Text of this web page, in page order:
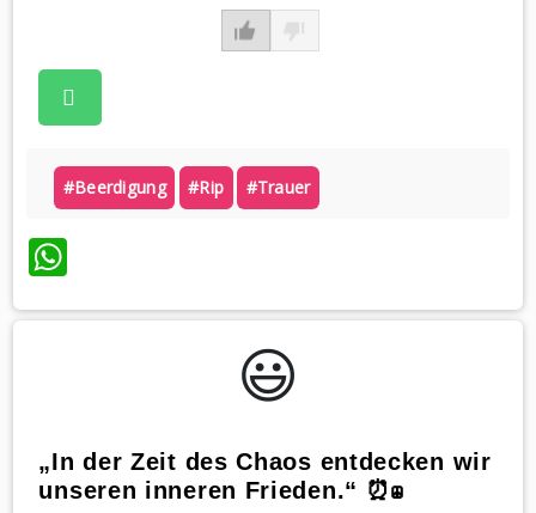
#beerdigung #rip #trauer
WhatsApp
😃️
„In der Zeit des Chaos entdecken wir
unseren inneren Frieden.“ ⏰☮️